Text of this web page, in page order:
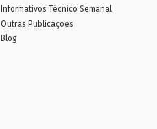
Informativos Técnico Semanal
Outras Publicações
Blog